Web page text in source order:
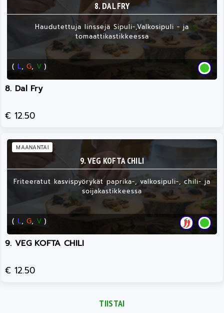
8. DAL FRY
Haudutettuja linssejä Sipuli-,Valkosipuli - ja
tomaattikastikkeessa
( L, G, V )
8. Dal Fry
€ 12.50
9. VEG KOFTA CHILI
Friteeratut kasvispyörykät paprika-, valkosipuli-, chili- ja
soijakastikkeessa
( L, G, V )
MAANANTAI
9. VEG KOFTA CHILI
€ 12.50
TIISTAI